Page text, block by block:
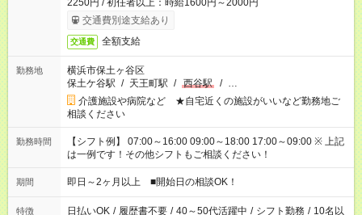
2250円 / 初任者以上：時給1600円～2000円
交通費別途支給あり
交通費 全額支給
勤務地
横浜市保土ヶ谷区
保土ケ谷駅 / 天王町駅 / 西谷駅 / …
介護施設や病院など ★自宅近くの施設がいいなど勤務地ご
相談ください
勤務時間
【シフト例】 07:00～16:00 09:00～18:00 17:00～09:00 ※ 上記
は一例です！その他シフトもご相談ください！
期間 即日～2ヶ月以上 ■開始日の相談OK！
特徴 日払いOK / 履歴書不要 / 40～50代活躍中 / シフト勤務 / 10名以